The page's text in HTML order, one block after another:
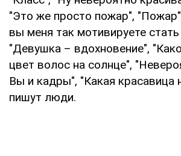
"Это же просто пожар",
вы меня так мотивируете
"Девушка – вдохновение",
цвет волос на солнце",
Вы и кадры", "Какая красавица
пишут люди.